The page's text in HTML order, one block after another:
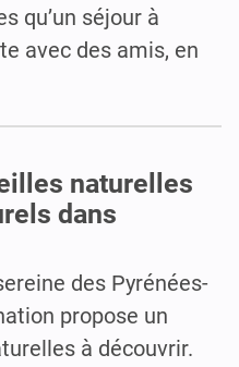
qu’un séjour à
avec des amis, en
naturelles
dans
des Pyrénées-
propose un
à découvrir.